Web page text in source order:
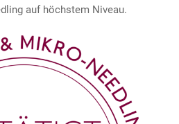
auf höchstem Niveau.